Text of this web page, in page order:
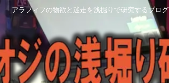
アラフィフの物欲と迷走を浅掘りで研究するブログ